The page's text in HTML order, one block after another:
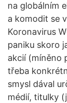
na globálním
a komodit se
Koronavirus
paniku skoro
akcií (míněno
třeba
smysl dával
médií, titulky